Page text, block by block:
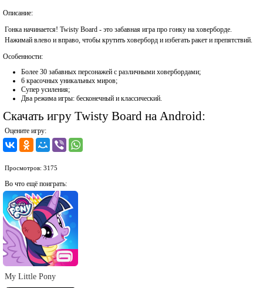
Описание:
Гонка начинается! Twisty Board - это забавная игра про гонку на ховерборде.
Нажимай влево и вправо, чтобы крутить ховерборд и избегать ракет и препятствий.
Особенности:
Более 30 забавных персонажей с различными ховербордами;
6 красочных уникальных миров;
Супер усиления;
Два режима игры: бесконечный и классический.
Скачать игру Twisty Board на Android:
Оцените игру:
Просмотров: 3175
Во что ещё поиграть:
My Little Pony